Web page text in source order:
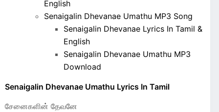
English
Senaigalin Dhevanae Umathu MP3 Song
Senaigalin Dhevanae Lyrics In Tamil &
English
Senaigalin Dhevanae Umathu MP3
Download
Senaigalin Dhevanae Umathu Lyrics In Tamil
சேனைகளின் தேவனே